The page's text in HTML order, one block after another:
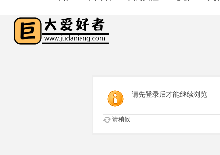
请先登录后才能继续浏览
请稍候...